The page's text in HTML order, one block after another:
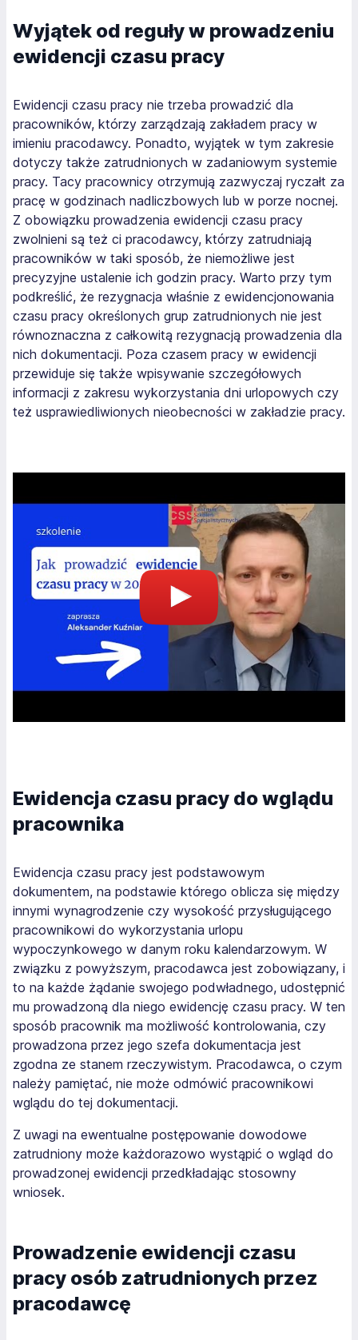
Wyjątek od reguły w prowadzeniu
ewidencji czasu pracy
Ewidencji czasu pracy nie trzeba prowadzić dla
pracowników, którzy zarządzają zakładem pracy w
imieniu pracodawcy. Ponadto, wyjątek w tym zakresie
dotyczy także zatrudnionych w zadaniowym systemie
pracy. Tacy pracownicy otrzymują zazwyczaj ryczałt za
pracę w godzinach nadliczbowych lub w porze nocnej.
Z obowiązku prowadzenia ewidencji czasu pracy
zwolnieni są też ci pracodawcy, którzy zatrudniają
pracowników w taki sposób, że niemożliwe jest
precyzyjne ustalenie ich godzin pracy. Warto przy tym
podkreślić, że rezygnacja właśnie z ewidencjonowania
czasu pracy określonych grup zatrudnionych nie jest
równoznaczna z całkowitą rezygnacją prowadzenia dla
nich dokumentacji. Poza czasem pracy w ewidencji
przewiduje się także wpisywanie szczegółowych
informacji z zakresu wykorzystania dni urlopowych czy
też usprawiedliwionych nieobecności w zakładzie pracy.
Ewidencja czasu pracy do wglądu
pracownika
Ewidencja czasu pracy jest podstawowym
dokumentem, na podstawie którego oblicza się między
innymi wynagrodzenie czy wysokość przysługującego
pracownikowi do wykorzystania urlopu
wypoczynkowego w danym roku kalendarzowym. W
związku z powyższym, pracodawca jest zobowiązany, i
to na każde żądanie swojego podwładnego, udostępnić
mu prowadzoną dla niego ewidencję czasu pracy. W ten
sposób pracownik ma możliwość kontrolowania, czy
prowadzona przez jego szefa dokumentacja jest
zgodna ze stanem rzeczywistym. Pracodawca, o czym
należy pamiętać, nie może odmówić pracownikowi
wglądu do tej dokumentacji.
Z uwagi na ewentualne postępowanie dowodowe
zatrudniony może każdorazowo wystąpić o wgląd do
prowadzonej ewidencji przedkładając stosowny
wniosek.
Prowadzenie ewidencji czasu
pracy osób zatrudnionych przez
pracodawcę